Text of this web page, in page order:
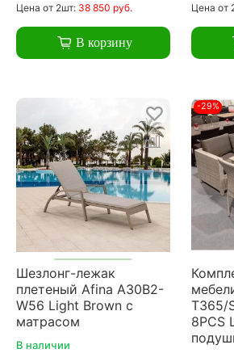
Цена от 2шт: 38 850 руб.
В корзину
Цена от
Шезлонг-лежак
плетеный Afina A30B2-
W56 Light Brown с
матрасом
В наличии
-29%
T365/
8PCS